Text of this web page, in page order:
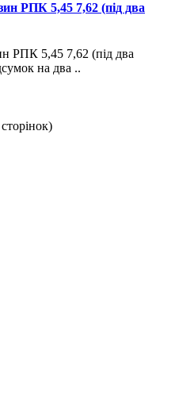
РПК 5,45 7,62 (під два
РПК 5,45 7,62 (під два
на два ..